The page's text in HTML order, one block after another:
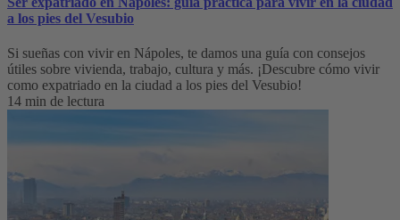
a los pies del Vesubio
Si sueñas con vivir en Nápoles, te damos una guía con consejos
útiles sobre vivienda, trabajo, cultura y más. ¡Descubre cómo vivir
como expatriado en la ciudad a los pies del Vesubio!
14 min de lectura